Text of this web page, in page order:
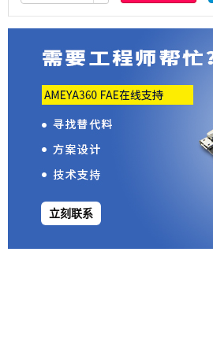
立刻联系